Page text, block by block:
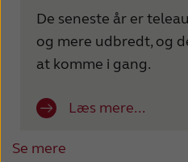
De seneste år er
og mere udbredt, og
at komme i gang.
Læs mere...
Se mere